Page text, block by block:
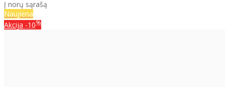
Į norų sąrašą
Naujiena
Akcija -10%